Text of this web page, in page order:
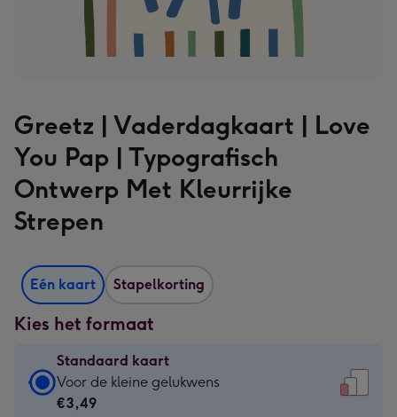
Greetz | Vaderdagkaart | Love
You Pap | Typografisch
Ontwerp Met Kleurrijke
Strepen
Eén kaart Stapelkorting
Kies het formaat
Standaard kaart
Standaard
kaart
Voor de kleine gelukwens
€3,49